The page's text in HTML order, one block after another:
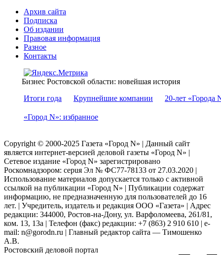
Архив сайта
Подписка
Об издании
Правовая информация
Разное
Контакты
Бизнес Ростовской области: новейшая история
Итоги года
Крупнейшие компании 20-лет «Города
«Город N»: избранное
Copyright © 2000-2025 Газета «Город N» | Данный сайт
является интернет-версией деловой газеты «Город N» |
Сетевое издание «Город N» зарегистрировано
Роскомнадзором: серuя Эл № ФС77-78133 от 27.03.2020 |
Использование материалов допускается только с активной
ссылкой на публикации «Город N» | Публикации содержат
информацию, не предназначенную для пользователей до 16
лет. | Учредитель, издатель и редакция ООО «Газета» | Адрес
редакции: 344000, Ростов-на-Дону, ул. Варфоломеева, 261/81,
ком. 13, 13а | Телефон (факс) редакции: +7 (863) 2 910 610 | e-
mail: n@gorodn.ru | Главный редактор сайта — Тимошенко
А.В.
Ростовский деловой портал